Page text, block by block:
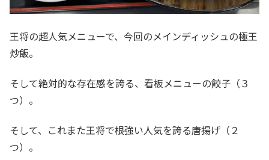
王将の超人気メニューで、今回のメインディッシュの極王
炒飯。
そして絶対的な存在感を誇る、看板メニューの餃子（３
つ）。
そして、これまた王将で根強い人気を誇る唐揚げ（２
つ）。